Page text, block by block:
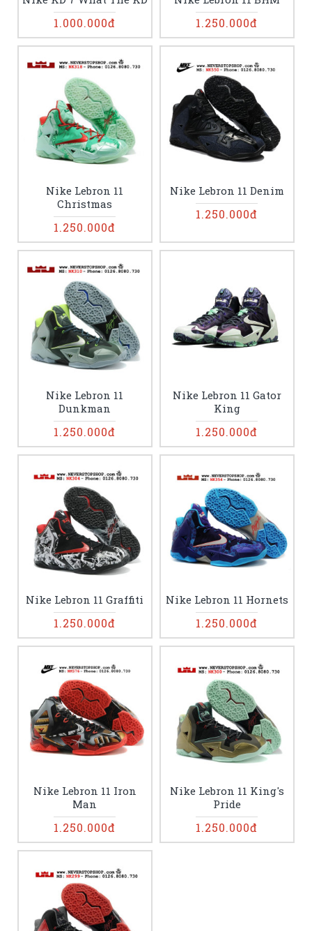
1.000.000đ 1.250.000đ
Nike Lebron 11
Christmas
1.250.000đ
Nike Lebron 11 Denim
1.250.000đ
Nike Lebron 11
Dunkman
1.250.000đ
Nike Lebron 11 Gator
King
1.250.000đ
Nike Lebron 11 Graffiti
1.250.000đ
Nike Lebron 11 Hornets
1.250.000đ
Nike Lebron 11 Iron
Man
1.250.000đ
Nike Lebron 11 King's
Pride
1.250.000đ